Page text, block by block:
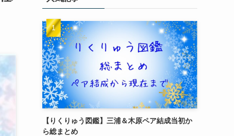
【りくりゅう図鑑】三浦＆木原ペア結成当初か
ら総まとめ